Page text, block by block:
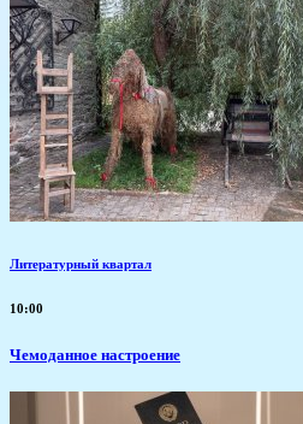
Литературный квартал
10:00
Чемоданное настроение